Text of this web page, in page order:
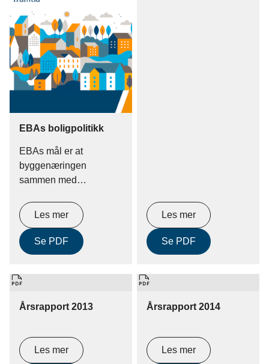
EBAs boligpolitikk
EBAs mål er at
byggenæringen
sammen med
være en næring som
danner grunnlaget for
attraktive bomiljø,
miljøvennlige valg og
Les mer
Se PDF
Les mer
Se PDF
Årsrapport 2013
Les mer
Årsrapport 2014
Les mer